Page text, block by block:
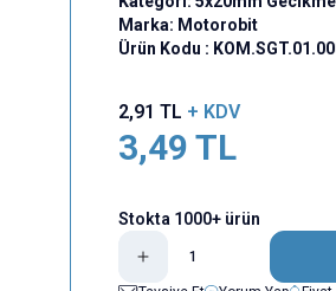
Marka: Motorobit
Ürün Kodu :
2,91 TL + KDV
3,49 TL
Stokta 1000+ ürün